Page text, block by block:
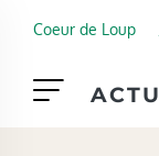
Coeur de Loup
ACTU